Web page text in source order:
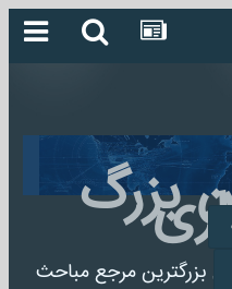
بزرگ
بزرگترین مرجع مباحث